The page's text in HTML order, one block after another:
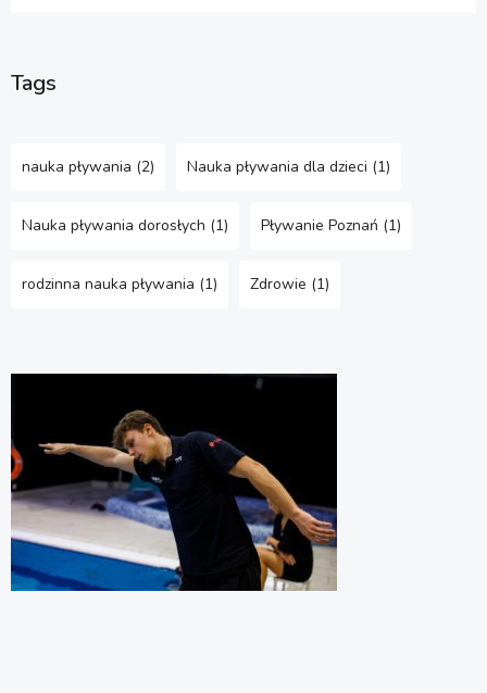
Tags
nauka pływania (2) Nauka pływania dla dzieci (1)
Nauka pływania dorosłych (1) Pływanie Poznań (1)
rodzinna nauka pływania (1) Zdrowie (1)